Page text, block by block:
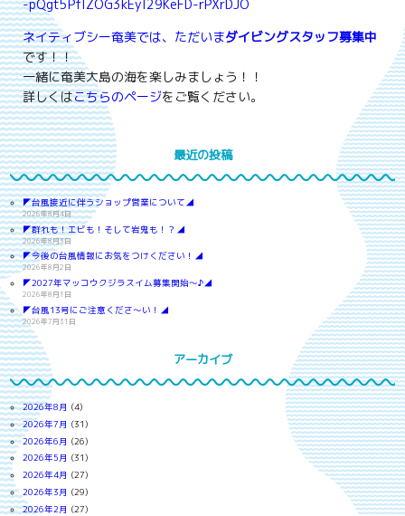
-pQgt5PflZOG3kEyI29KeFD-rPXrDJO
ネイティブシー奄美では、ただいまダイビングスタッフ募集中
です！！
一緒に奄美大島の海を楽しみましょう！！
詳しくはこちらのページをご覧ください。
最近の投稿
◤台風接近に伴うショップ営業について◢
2026年8月4日
◤群れも！エビも！そして岩鬼も！？◢
2026年8月3日
◤今後の台風情報にお気をつけください！◢
2026年8月2日
◤2027年マッコウクジラスイム募集開始～♪◢
2026年8月1日
◤台風13号にご注意くださ～い！◢
2026年7月31日
アーカイブ
2026年8月 (4)
2026年7月 (31)
2026年6月 (26)
2026年5月 (31)
2026年4月 (27)
2026年3月 (29)
2026年2月 (27)